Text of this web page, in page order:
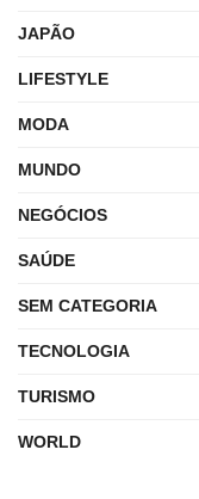
JAPÃO
LIFESTYLE
MODA
MUNDO
NEGÓCIOS
SAÚDE
SEM CATEGORIA
TECNOLOGIA
TURISMO
WORLD